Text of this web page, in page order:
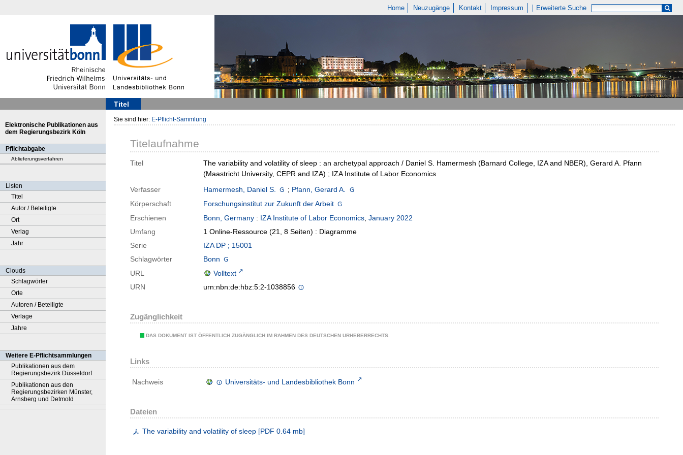
Home Neuzugänge Kontakt Impressum Erweiterte Suche
Titel
Elektronische Publikationen aus
dem Regierungsbezirk Köln
Pflichtabgabe
Ablieferungsverfahren
Listen
Titel
Autor / Beteiligte
Ort
Verlag
Jahr
Clouds
Schlagwörter
Orte
Autoren / Beteiligte
Verlage
Jahre
Weitere E-Pflichtsammlungen
Publikationen aus dem
Regierungsbezirk Düsseldorf
Publikationen aus den
Regierungsbezirken Münster,
Arnsberg und Detmold
Sie sind hier: E-Pflicht-Sammlung
Titelaufnahme
Titel
The variability and volatility of sleep : an archetypal approach / Daniel S. Hamermesh (Barnard College, IZA and NBER), Gerard A. Pfann
(Maastricht University, CEPR and IZA) ; IZA Institute of Labor Economics
Verfasser
Hamermesh, Daniel S. ; Pfann, Gerard A.
Körperschaft
Forschungsinstitut zur Zukunft der Arbeit
Erschienen
Bonn, Germany : IZA Institute of Labor Economics, January 2022
Umfang
1 Online-Ressource (21, 8 Seiten) : Diagramme
Serie
IZA DP ; 15001
Schlagwörter
Bonn
URL
Volltext
URN
urn:nbn:de:hbz:5:2-1038856
Zugänglichkeit
DAS DOKUMENT IST ÖFFENTLICH ZUGÄNGLICH IM RAHMEN DES DEUTSCHEN URHEBERRECHTS.
Links
Nachweis Universitäts- und Landesbibliothek Bonn
Dateien
The variability and volatility of sleep [PDF 0.64 mb]